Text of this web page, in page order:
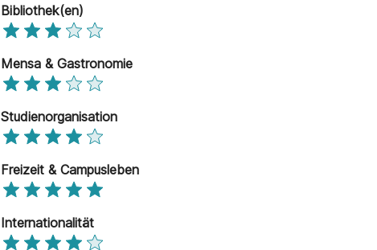
Bibliothek(en)
Mensa & Gastronomie
Studienorganisation
Freizeit & Campusleben
Internationalität